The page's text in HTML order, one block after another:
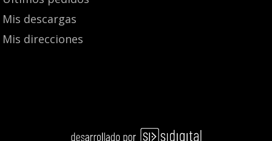
Mis descargas
Mis direcciones